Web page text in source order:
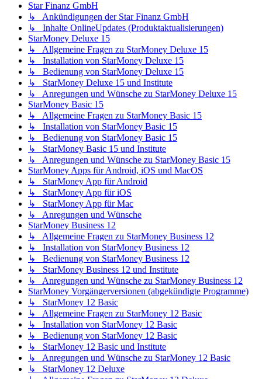
Star Finanz GmbH
↳ Ankündigungen der Star Finanz GmbH
↳ Inhalte OnlineUpdates (Produktaktualisierungen)
StarMoney Deluxe 15
↳ Allgemeine Fragen zu StarMoney Deluxe 15
↳ Installation von StarMoney Deluxe 15
↳ Bedienung von StarMoney Deluxe 15
↳ StarMoney Deluxe 15 und Institute
↳ Anregungen und Wünsche zu StarMoney Deluxe 15
StarMoney Basic 15
↳ Allgemeine Fragen zu StarMoney Basic 15
↳ Installation von StarMoney Basic 15
↳ Bedienung von StarMoney Basic 15
↳ StarMoney Basic 15 und Institute
↳ Anregungen und Wünsche zu StarMoney Basic 15
StarMoney Apps für Android, iOS und MacOS
↳ StarMoney App für Android
↳ StarMoney App für iOS
↳ StarMoney App für Mac
↳ Anregungen und Wünsche
StarMoney Business 12
↳ Allgemeine Fragen zu StarMoney Business 12
↳ Installation von StarMoney Business 12
↳ Bedienung von StarMoney Business 12
↳ StarMoney Business 12 und Institute
↳ Anregungen und Wünsche zu StarMoney Business 12
StarMoney Vorgängerversionen (abgekündigte Programme)
↳ StarMoney 12 Basic
↳ Allgemeine Fragen zu StarMoney 12 Basic
↳ Installation von StarMoney 12 Basic
↳ Bedienung von StarMoney 12 Basic
↳ StarMoney 12 Basic und Institute
↳ Anregungen und Wünsche zu StarMoney 12 Basic
↳ StarMoney 12 Deluxe